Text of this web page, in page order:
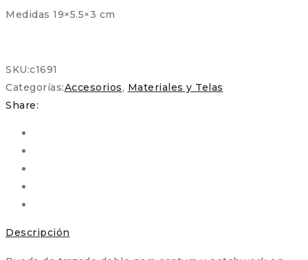
Medidas 19×5.5×3 cm
SKU:c1691
Categorías:Accesorios, Materiales y Telas
Share:
Descripción